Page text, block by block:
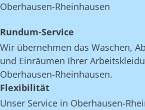
Oberhausen-Rheinhausen
Rundum-Service
Wir übernehmen das Waschen,
und Einräumen Ihrer
Oberhausen-Rheinhausen.
Flexibilität
Unser Service in Oberhausen-